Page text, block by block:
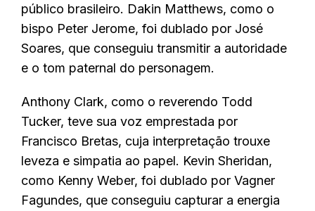
público brasileiro. Dakin Matthews, como o
bispo Peter Jerome, foi dublado por José
Soares, que conseguiu transmitir a autoridade
e o tom paternal do personagem.
Anthony Clark, como o reverendo Todd
Tucker, teve sua voz emprestada por
Francisco Bretas, cuja interpretação trouxe
leveza e simpatia ao papel. Kevin Sheridan,
como Kenny Weber, foi dublado por Vagner
Fagundes, que conseguiu capturar a energia